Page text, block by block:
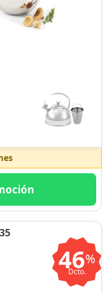
46%
Dcto.